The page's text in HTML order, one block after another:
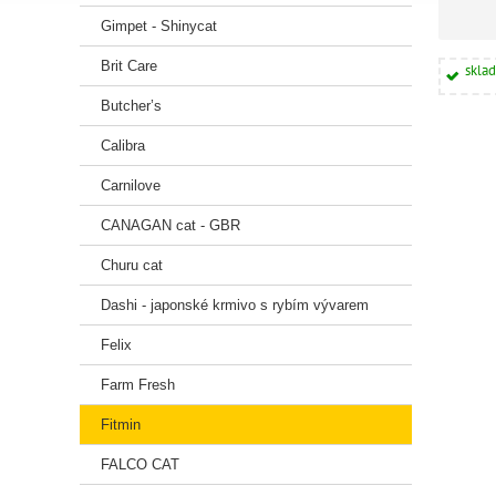
Gimpet - Shinycat
Brit Care
Butcher’s
Calibra
Carnilove
CANAGAN cat - GBR
Churu cat
Dashi - japonské krmivo s rybím vývarem
Felix
Farm Fresh
Fitmin
FALCO CAT